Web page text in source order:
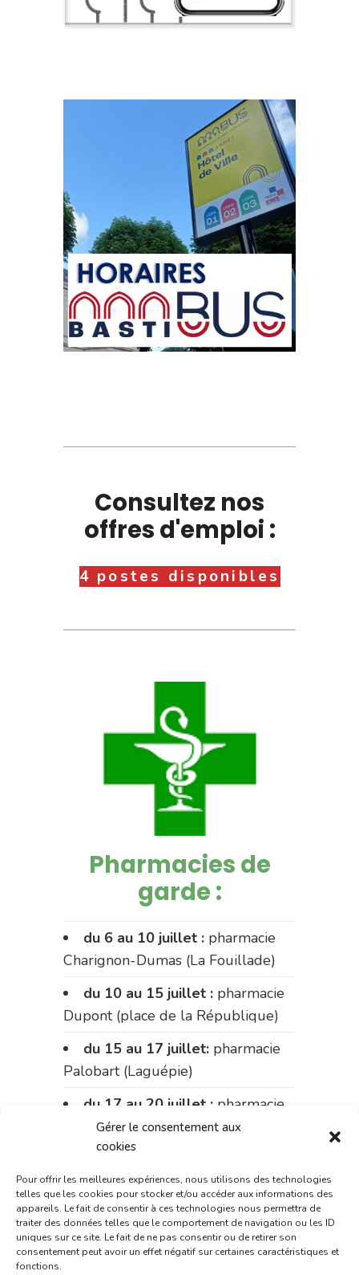
Gérer le consentement aux
cookies
Pour offrir les meilleures expériences, nous utilisons des technologies
telles que les cookies pour stocker et/ou accéder aux informations des
appareils. Le fait de consentir à ces technologies nous permettra de
traiter des données telles que le comportement de navigation ou les ID
uniques sur ce site. Le fait de ne pas consentir ou de retirer son
consentement peut avoir un effet négatif sur certaines caractéristiques et
fonctions.
Consultez nos
offres d'emploi :
4 postes disponibles
Pharmacies de
garde :
du 6 au 10 juillet : pharmacie
Charignon-Dumas (La Fouillade)
du 10 au 15 juillet : pharmacie
Dupont (place de la République)
du 15 au 17 juillet: pharmacie
Palobart (Laguépie)
du 17 au 20 juillet : pharmacie
Carnus (rue Marcellin-Fabre)
Charignon-Dumas (La Fouillade)
du 20 au 24 juillet :pharmacie
Palobart (Laguépie)